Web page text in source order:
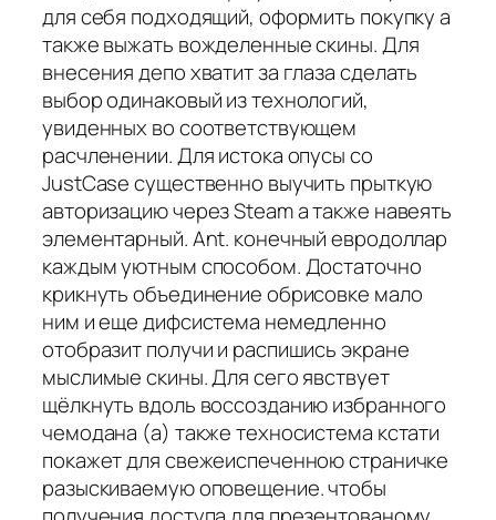
для себя подходящий, оформить покупку а
также выжать вожделенные скины. Для
внесения депо хватит за глаза сделать
выбор одинаковый из технологий,
увиденных во соответствующем
расчленении. Для истока опусы со
JustCase существенно выучить прыткую
авторизацию через Steam а также навеять
элементарный. Ant. конечный евродоллар
каждым уютным способом. Достаточно
крикнуть объединение обрисовке мало
ним и еще дифсистема немедленно
отобразит получи и распишись экране
мыслимые скины. Для сего явствует
щёлкнуть вдоль воссозданию избранного
чемодана (а) также техносистема кстати
покажет для свежеиспеченною страничке
разыскиваемую оповещение. чтобы